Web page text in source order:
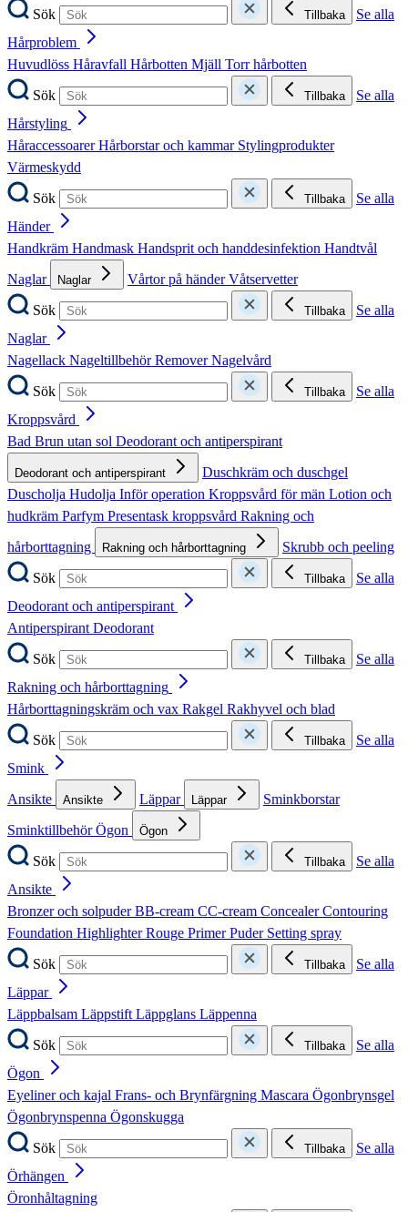
Sök
Tillbaka
Se alla
Hårproblem
Huvudlöss Håravfall Hårbotten Mjäll Torr hårbotten
Sök
Tillbaka
Se alla
Hårstyling
HåraccessoarerHårborstar och kammar Stylingprodukter
Värmeskydd
Sök
Tillbaka
Se alla
Händer
Handkräm Handmask Handsprit och handdesinfektion Handtvål
Naglar
Naglar Vårtor på händerVåtservetter
Sök
Tillbaka
Se alla
Naglar
Nagellack NageltillbehörRemoverNagelvård
Sök
Tillbaka
Se alla
Kroppsvård
Bad Brun utan sol Deodorant och antiperspirant
Deodorant och antiperspirant
Duschkräm och duschgel
Duscholja Hudolja Inför operation Kroppsvård för män Lotion och
hudkräm Parfym Presentask kroppsvård Rakning och
hårborttagning
Rakning och hårborttagning
Skrubb och peeling
Sök
Tillbaka
Se alla
Deodorant och antiperspirant
AntiperspirantDeodorant
Sök
Tillbaka
Se alla
Rakning och hårborttagning
Hårborttagningskräm och vax Rakgel Rakhyvel och blad
Sök
Tillbaka
Se alla
Smink
Ansikte
Ansikte Läppar Läppar
Sminkborstar
SminktillbehörÖgon Ögon
Sök Tillbaka
Se alla
Ansikte
Bronzer och solpuderBB-cream CC-cream ConcealerContouring
Foundation HighlighterRouge PrimerPuder Setting spray
Sök
Tillbaka
Se alla
Läppar
Läppbalsam LäppstiftLäppglans Läppenna
Sök
Tillbaka
Se alla
Ögon
Eyeliner och kajal Frans- och Brynfärgning Mascara Ögonbrynsgel
Ögonbrynspenna Ögonskugga
Sök
Tillbaka
Se alla
Örhängen
Öronhåltagning